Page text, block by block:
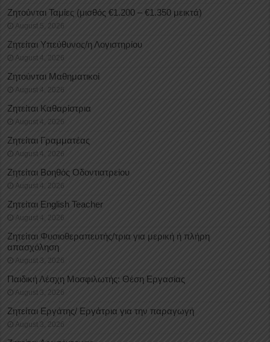
Ζητούνται Ταμίες (μισθός €1.200 – €1.350 μεικτά)
August 5, 2026
Ζητείται Υπεύθυνος/η Λογιστηρίου
August 4, 2026
Ζητούνται Μαθηματικοί
August 4, 2026
Ζητείται Καθαρίστρια
August 4, 2026
Ζητείται Γραμματέας
August 4, 2026
Ζητείται Βοηθός Οδοντιατρείου
August 4, 2026
Ζητείται English Teacher
August 4, 2026
Ζητείται Φυσιοθεραπευτής/τρια για μερική ή πλήρη
απασχόληση
August 3, 2026
Παιδική Λέσχη Μοσφιλωτής: Θέση Εργασίας
August 3, 2026
Ζητείται Εργάτης/ Εργάτρια για την παραγωγή
August 3, 2026